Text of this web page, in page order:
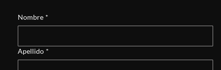
Nombre *
Apellido *